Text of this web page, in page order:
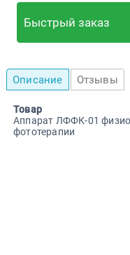
Быстрый заказ
Описание Отзывы
Товар
Аппарат ЛФФК-01
фототерапии